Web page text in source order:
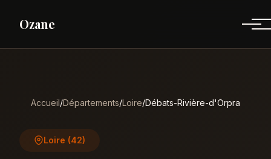
Ozane
Accueil/Départements/Loire/Débats-Rivière-d'Orpra
Loire (42)